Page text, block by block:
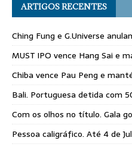
ARTIGOS RECENTES
Ching Fung e G.Universe
MUST IPO vence Hang Sai e
Chiba vence Pau Peng e
Bali. Portuguesa detida com
Com os olhos no título. Gala
Pessoa caligráfico. Até 4 de